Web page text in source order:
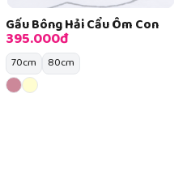
Gấu Bông Hải Cẩu Ôm Con
395.000đ
70cm 80cm